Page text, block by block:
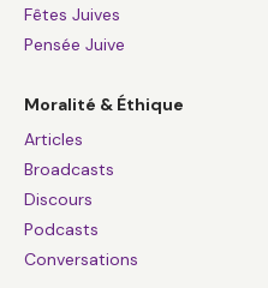
Fêtes Juives
Pensée Juive
Moralité & Éthique
Articles
Broadcasts
Discours
Podcasts
Conversations